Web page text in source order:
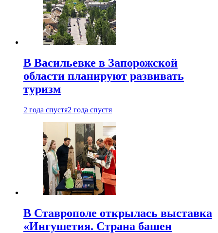
В Васильевке в Запорожской
области планируют развивать
туризм
2 года спустя2 года спустя
В Ставрополе открылась выставка
«Ингушетия. Страна башен